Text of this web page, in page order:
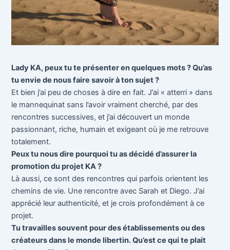
Lady KA, peux tu te présenter en quelques mots ? Qu’as
tu envie de nous faire savoir à ton sujet ?
Et bien j’ai peu de choses à dire en fait. J’ai « atterri » dans
le mannequinat sans l’avoir vraiment cherché, par des
rencontres successives, et j’ai découvert un monde
passionnant, riche, humain et exigeant où je me retrouve
totalement.
Peux tu nous dire pourquoi tu as décidé d’assurer la
promotion du projet KA ?
Là aussi, ce sont des rencontres qui parfois orientent les
chemins de vie. Une rencontre avec Sarah et Diego. J’ai
apprécié leur authenticité, et je crois profondément à ce
projet.
Tu travailles souvent pour des établissements ou des
créateurs dans le monde libertin. Qu’est ce qui te plait